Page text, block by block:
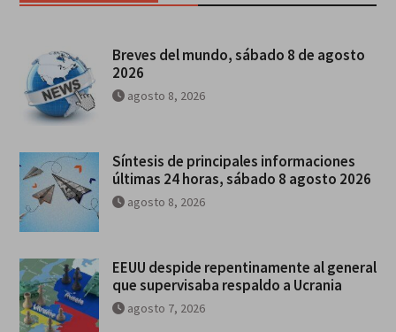
Breves del mundo, sábado 8 de agosto
2026
agosto 8, 2026
Síntesis de principales informaciones
últimas 24 horas, sábado 8 agosto 2026
agosto 8, 2026
EEUU despide repentinamente al general
que supervisaba respaldo a Ucrania
agosto 7, 2026